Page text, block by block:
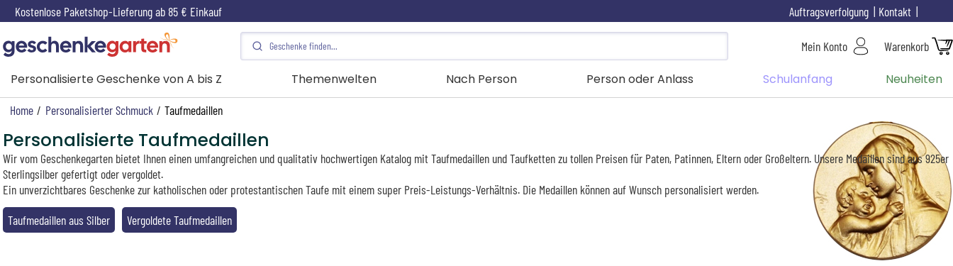
Kostenlose Paketshop-Lieferung ab 85 € Einkauf Kontakt
Auftragsverfolgung
Mein Konto Warenkorb
Personalisierte Geschenke von A bis Z Themenwelten Nach Person Person oder Anlass Schulanfang Neuheiten
Home / Personalisierter Schmuck / Taufmedaillen
Personalisierte Taufmedaillen
Wir vom Geschenkegarten bietet Ihnen einen umfangreichen und qualitativ hochwertigen Katalog mit Taufmedaillen und Taufketten zu tollen Preisen für Paten, Patinnen, Eltern oder Großeltern. Unsere Medaillen sind aus 925er
Sterlingsilber gefertigt oder vergoldet.
Ein unverzichtbares Geschenke zur katholischen oder protestantischen Taufe mit einem super Preis-Leistungs-Verhältnis. Die Medaillen können auf Wunsch personalisiert werden.
Taufmedaillen aus Silber
Vergoldete Taufmedaillen